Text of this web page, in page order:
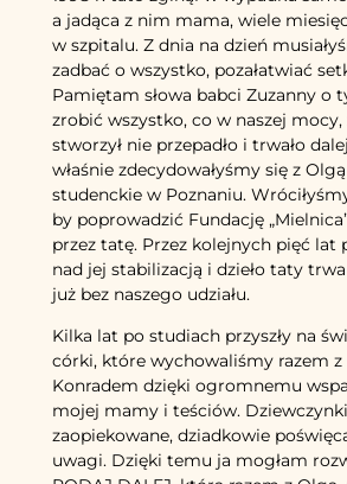
a jadąca z nim mama, wiele
w szpitalu. Z dnia na dzień
zadbać o wszystko, pozałatwiać
Pamiętam słowa babci Zuzanny o
zrobić wszystko, co w naszej
stworzył nie przepadło i trwało
właśnie zdecydowałyśmy się z
studenckie w Poznaniu.
by poprowadzić Fundację
przez tatę. Przez kolejnych pięć lat
nad jej stabilizacją i dzieło taty
już bez naszego udziału.
Kilka lat po studiach przyszły na
córki, które wychowaliśmy razem z
Konradem dzięki ogromnemu
mojej mamy i teściów. Dziewczynki
zaopiekowane, dziadkowie
uwagi. Dzięki temu ja mogłam